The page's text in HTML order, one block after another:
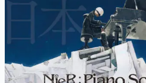
カテゴリ
マンガ